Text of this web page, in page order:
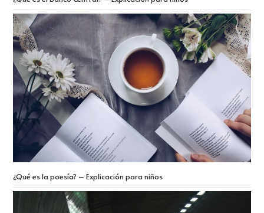
¿Qué es la poesía? – Explicación para niños